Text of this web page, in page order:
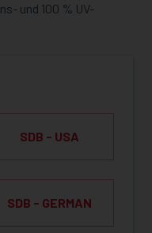
und 100 % UV-
SDB - USA
SDB - GERMAN